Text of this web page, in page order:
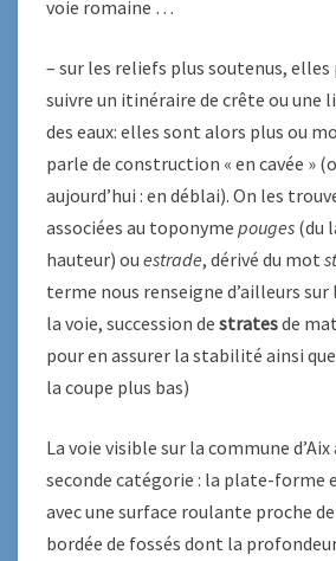
voie romaine …
– sur les reliefs plus soutenus, elles
suivre un itinéraire de crête ou une
des eaux: elles sont alors plus ou
parle de construction « en cavée »
aujourd’hui : en déblai). On les
associées au toponyme pouges (du
hauteur) ou estrade, dérivé du mot
terme nous renseigne d’ailleurs
la voie, succession de stratesde
pour en assurer la stabilité ainsi
la coupe plus bas)
La voie visible sur la commune
seconde catégorie : la plate-forme
avec une surface roulante proche
bordée de fossés dont la